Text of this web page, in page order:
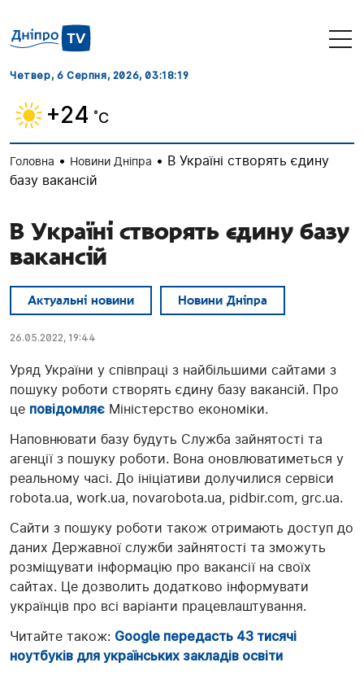
Четвер, 6 Серпня, 2026, 03:18:20
+24 ˚C
Головна • Новини Дніпра • В Україні створять єдину
базу вакансій
В Україні створять єдину базу
вакансій
Актуальні новини Новини Дніпра
26.05.2022, 19:44
Уряд України у співпраці з найбільшими сайтами з
пошуку роботи створять єдину базу вакансій. Про
це повідомляє Міністерство економіки.
Наповнювати базу будуть Служба зайнятості та
агенції з пошуку роботи. Вона оновлюватиметься у
реальному часі. До ініціативи долучилися сервіси
robota.ua, work.ua, novarobota.ua, pidbir.com, grc.ua.
Сайти з пошуку роботи також отримають доступ до
даних Державної служби зайнятості та зможуть
розміщувати інформацію про вакансії на своїх
сайтах. Це дозволить додатково інформувати
українців про всі варіанти працевлаштування.
Читайте також: Google передасть 43 тисячі
ноутбуків для українських закладів освіти